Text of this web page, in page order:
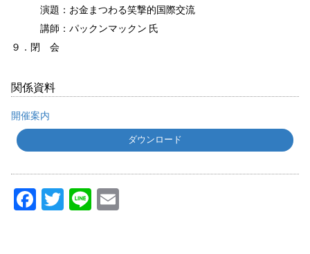
演題：お金まつわる笑撃的国際交流
講師：パックンマックン 氏
９．閉 会
関係資料
開催案内
ダウンロード
Facebook
Twitter
Line